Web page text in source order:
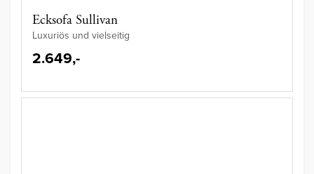
Ecksofa Sullivan
Luxuriös und vielseitig
2.649,-